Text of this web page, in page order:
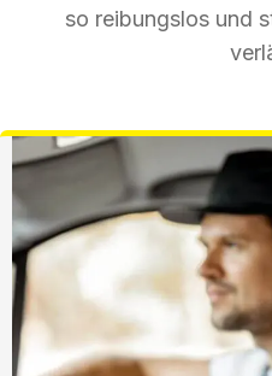
so reibungslos und